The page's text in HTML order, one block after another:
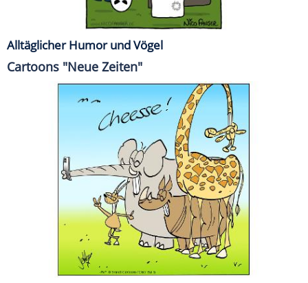
Alltäglicher Humor und Vögel
Cartoons "Neue Zeiten"